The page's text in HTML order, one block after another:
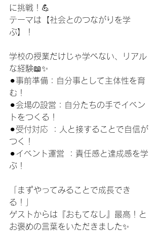
に挑戦！💪
テーマは【社会とのつながりを学
ぶ】！
学校の授業だけじゃ学べない、リアル
な経験📖✨
⚫︎事前準備：自分事として主体性を育
む！
⚫︎会場の設営：自分たちの手でイベン
トをつくる！
⚫︎受付対応 ：人と接することで自信が
つく！
⚫︎イベント運営 ：責任感と達成感を学
ぶ！
「まずやってみることで成長でき
る！」
ゲストからは『おもてなし』最高！と
お褒めの言葉をいただきました✨